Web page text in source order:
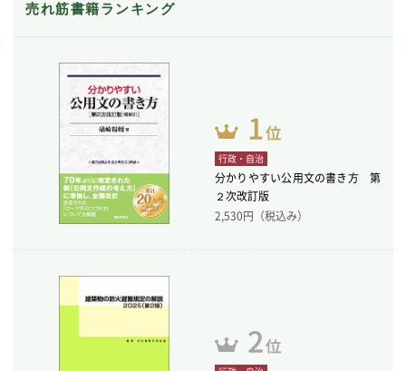
売れ筋書籍ランキング
行政・自治
分かりやすい公用文の書き方 第
２次改訂版
2,530円（税込み）